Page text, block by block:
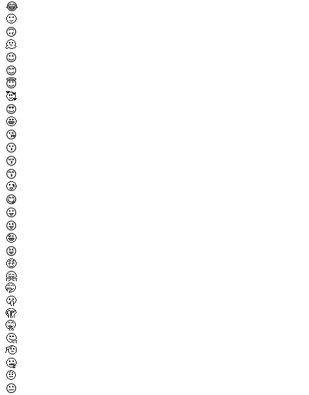
😂
🙂
🙃
🫠
😉
😊
😇
🥰
😍
🤩
😘
😗
😚
😙
🥲
😋
😛
😜
🤪
😝
🤑
🤗
🤭
🫢
🫣
🤫
🤔
🫡
🤐
🤨
😐